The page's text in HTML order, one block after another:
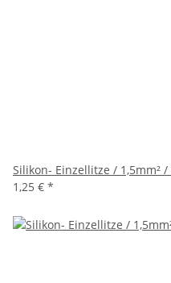
Silikon- Einzellitze / 1,5mm²
1,25 € *